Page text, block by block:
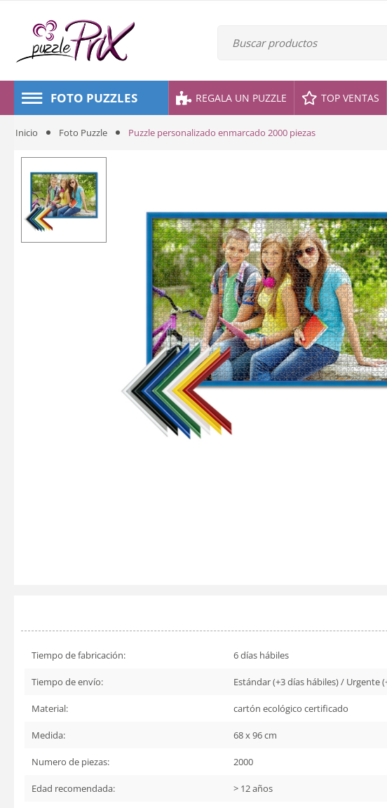
FOTO PUZZLES REGALA UN PUZZLE TOP VENTAS
Inicio Foto Puzzle Puzzle personalizado enmarcado 2000 piezas
Tiempo de fabricación: 6 días hábiles
Tiempo de envío: Estándar (+3 días hábiles) / Urgente
Material: cartón ecológico certificado
Medida: 68 x 96 cm
Numero de piezas: 2000
Edad recomendada: > 12 años